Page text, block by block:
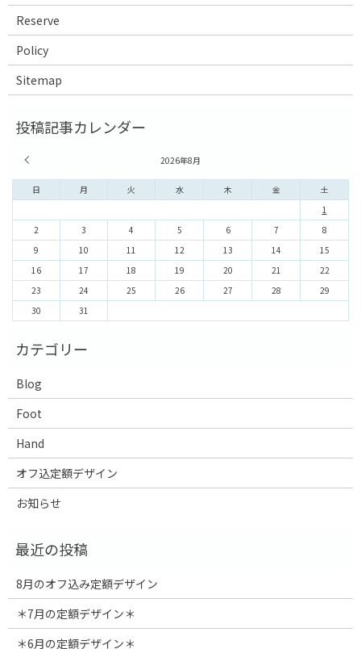
Reserve
Policy
Sitemap
2026年8月
日 月 火 水 木 金 土
1
2
3 4 5 6 7
8
9
10 11 12 13 14
15
16
17 18 19 20 21
22
23
24 25 26 27 28
29
30
31
Blog
Foot
Hand
オフ込定額デザイン
お知らせ
8月のオフ込み定額デザイン
＊7月の定額デザイン＊
＊6月の定額デザイン＊